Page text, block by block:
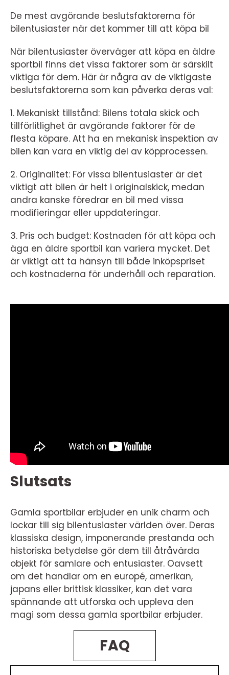
De mest avgörande beslutsfaktorerna för
bilentusiaster när det kommer till att köpa bil
När bilentusiaster överväger att köpa en äldre
sportbil finns det vissa faktorer som är särskilt
viktiga för dem. Här är några av de viktigaste
beslutsfaktorerna som kan påverka deras val:
1. Mekaniskt tillstånd: Bilens totala skick och
tillförlitlighet är avgörande faktorer för de
flesta köpare. Att ha en mekanisk inspektion av
bilen kan vara en viktig del av köpprocessen.
2. Originalitet: För vissa bilentusiaster är det
viktigt att bilen är helt i originalskick, medan
andra kanske föredrar en bil med vissa
modifieringar eller uppdateringar.
3. Pris och budget: Kostnaden för att köpa och
äga en äldre sportbil kan variera mycket. Det
är viktigt att ta hänsyn till både inköpspriset
och kostnaderna för underhåll och reparation.
Slutsats
Gamla sportbilar erbjuder en unik charm och
lockar till sig bilentusiaster världen över. Deras
klassiska design, imponerande prestanda och
historiska betydelse gör dem till åtråvärda
objekt för samlare och entusiaster. Oavsett
om det handlar om en europé, amerikan,
japans eller brittisk klassiker, kan det vara
spännande att utforska och uppleva den
magi som dessa gamla sportbilar erbjuder.
FAQ